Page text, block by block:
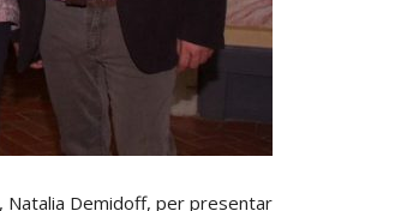
Natalia Demidoff, per presentar